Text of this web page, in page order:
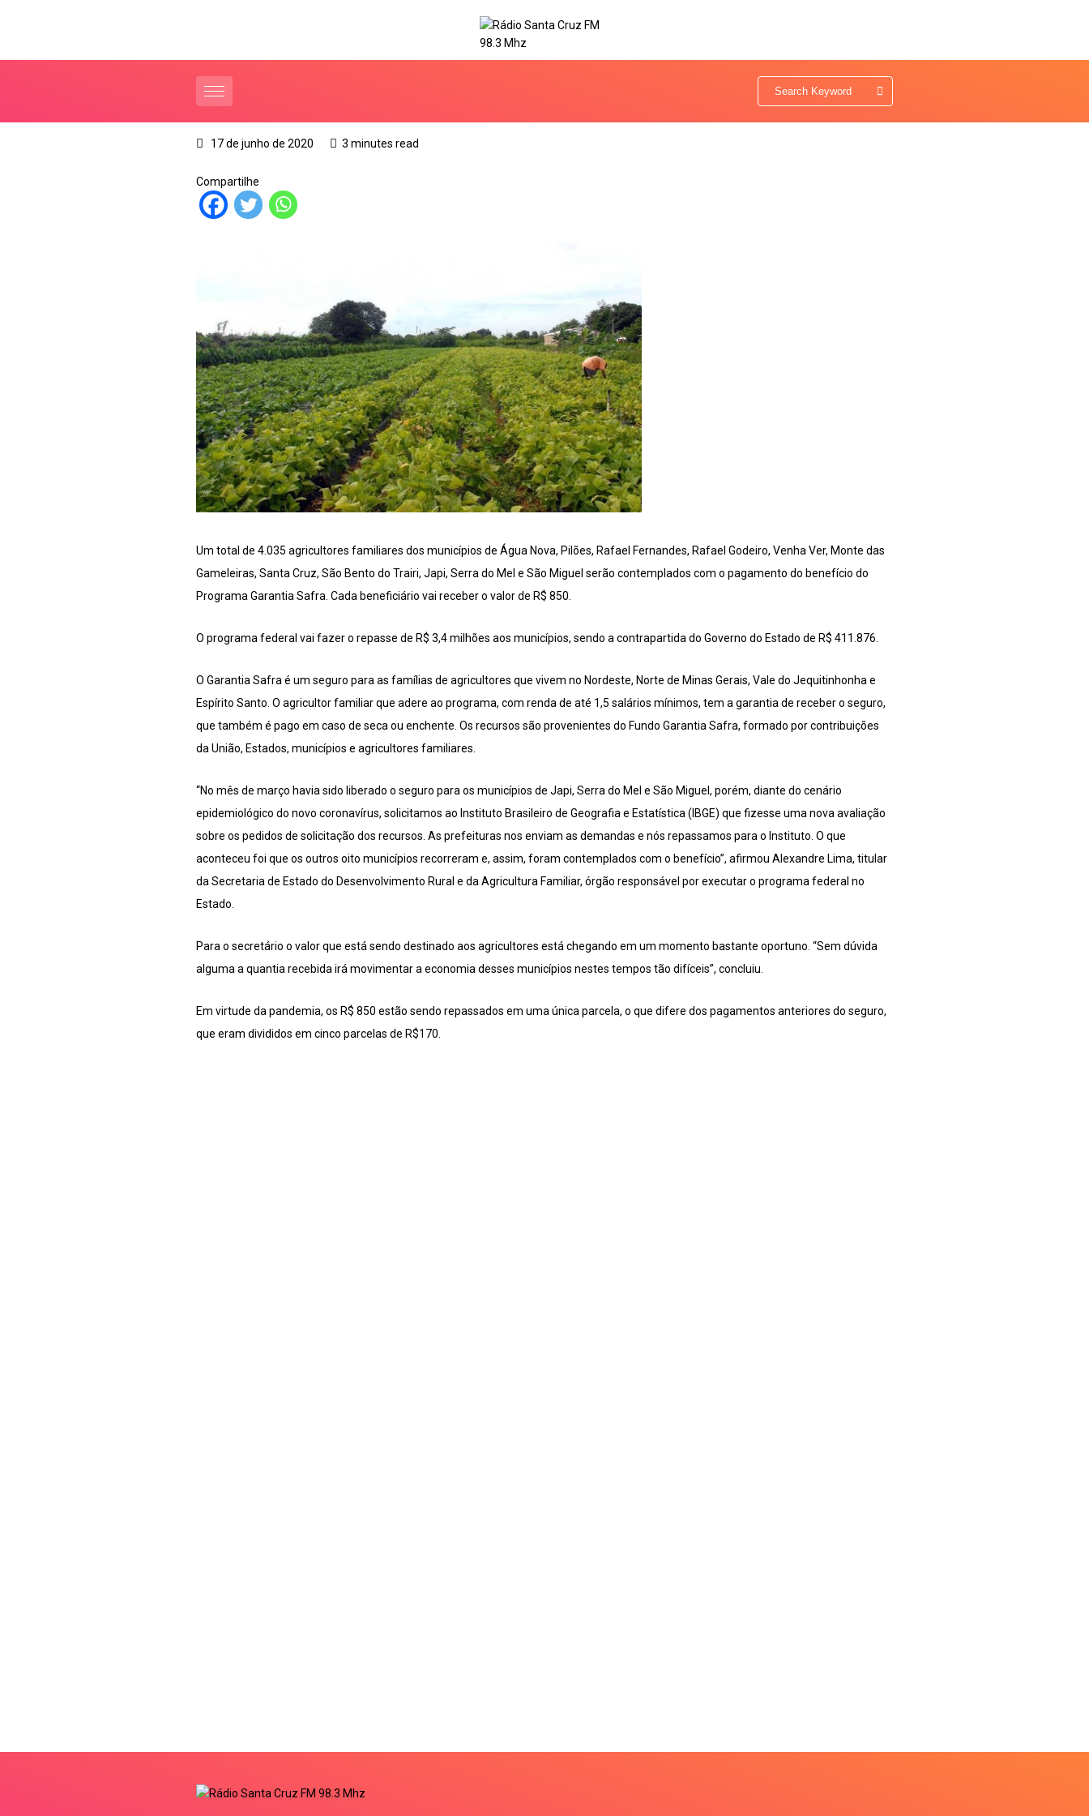
17 de junho de 2020 3 minutes read
Compartilhe
Um total de 4.035 agricultores familiares dos municípios de Água Nova, Pilões, Rafael Fernandes, Rafael Godeiro, Venha Ver, Monte das
Gameleiras, Santa Cruz, São Bento do Trairi, Japi, Serra do Mel e São Miguel serão contemplados com o pagamento do benefício do
Programa Garantia Safra. Cada beneficiário vai receber o valor de R$ 850.
O programa federal vai fazer o repasse de R$ 3,4 milhões aos municípios, sendo a contrapartida do Governo do Estado de R$ 411.876.
O Garantia Safra é um seguro para as famílias de agricultores que vivem no Nordeste, Norte de Minas Gerais, Vale do Jequitinhonha e
Espírito Santo. O agricultor familiar que adere ao programa, com renda de até 1,5 salários mínimos, tem a garantia de receber o seguro,
que também é pago em caso de seca ou enchente. Os recursos são provenientes do Fundo Garantia Safra, formado por contribuições
da União, Estados, municípios e agricultores familiares.
“No mês de março havia sido liberado o seguro para os municípios de Japi, Serra do Mel e São Miguel, porém, diante do cenário
epidemiológico do novo coronavírus, solicitamos ao Instituto Brasileiro de Geografia e Estatística (IBGE) que fizesse uma nova avaliação
sobre os pedidos de solicitação dos recursos. As prefeituras nos enviam as demandas e nós repassamos para o Instituto. O que
aconteceu foi que os outros oito municípios recorreram e, assim, foram contemplados com o benefício”, afirmou Alexandre Lima, titular
da Secretaria de Estado do Desenvolvimento Rural e da Agricultura Familiar, órgão responsável por executar o programa federal no
Estado.
Para o secretário o valor que está sendo destinado aos agricultores está chegando em um momento bastante oportuno. “Sem dúvida
alguma a quantia recebida irá movimentar a economia desses municípios nestes tempos tão difíceis”, concluiu.
Em virtude da pandemia, os R$ 850 estão sendo repassados em uma única parcela, o que difere dos pagamentos anteriores do seguro,
que eram divididos em cinco parcelas de R$170.